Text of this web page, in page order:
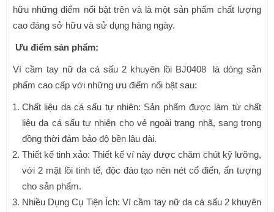
hữu những điểm nổi bật trên và là một sản phẩm chất lượng
cao đáng sở hữu và sử dụng hàng ngày.
Ưu điểm sản phẩm:
Ví cầm tay nữ da cá sấu 2 khuyên lồi BJ0408 là dòng sản
phẩm cao cấp với những ưu điểm nổi bật sau:
Chất liệu da cá sấu tự nhiên: Sản phẩm được làm từ chất
liệu da cá sấu tự nhiên cho vẻ ngoài trang nhã, sang trọng
đồng thời đảm bảo độ bền lâu dài.
Thiết kế tinh xảo: Thiết kế ví này được chăm chút kỹ lưỡng,
với 2 mặt lồi tinh tế, độc đáo tạo nên nét cổ điển, ấn tượng
cho sản phẩm.
Nhiều Dụng Cụ Tiện Ích: Ví cầm tay nữ da cá sấu 2 khuyên